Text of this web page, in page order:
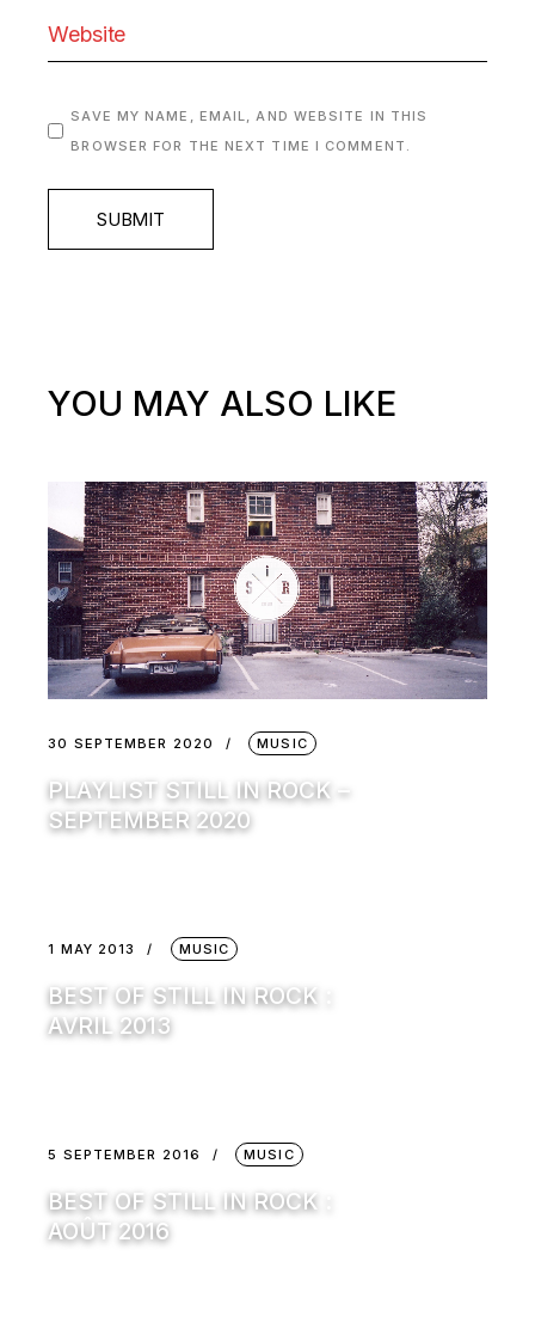
SAVE MY NAME, EMAIL, AND WEBSITE IN THIS
BROWSER FOR THE NEXT TIME I COMMENT.
SUBMIT
YOU MAY ALSO LIKE
30 SEPTEMBER 2020 MUSIC
PLAYLIST STILL IN ROCK –
SEPTEMBER 2020
1 MAY 2013 MUSIC
BEST OF STILL IN ROCK :
AVRIL 2013
5 SEPTEMBER 2016 MUSIC
BEST OF STILL IN ROCK :
AOÛT 2016